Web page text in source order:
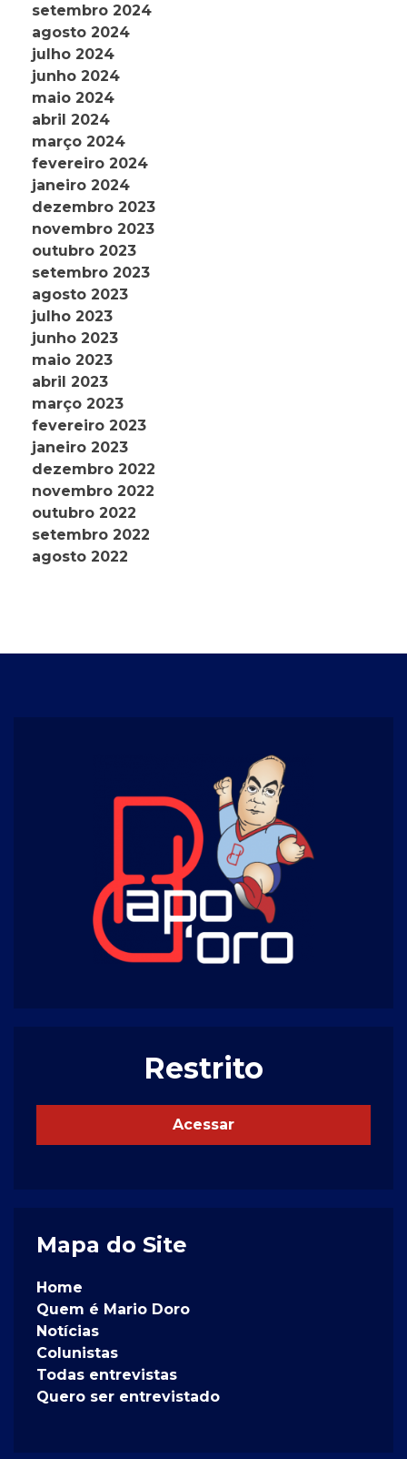
setembro 2024
agosto 2024
julho 2024
junho 2024
maio 2024
abril 2024
março 2024
fevereiro 2024
janeiro 2024
dezembro 2023
novembro 2023
outubro 2023
setembro 2023
agosto 2023
julho 2023
junho 2023
maio 2023
abril 2023
março 2023
fevereiro 2023
janeiro 2023
dezembro 2022
novembro 2022
outubro 2022
setembro 2022
agosto 2022
Restrito
Acessar
Mapa do Site
Home
Quem é Mario Doro
Notícias
Colunistas
Todas entrevistas
Quero ser entrevistado